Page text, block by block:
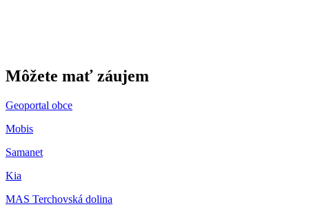
Môžete mať záujem
Geoportal obce
Mobis
Samanet
Kia
MAS Terchovská dolina